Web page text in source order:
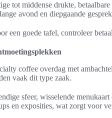
tot middense drukte,
avond en diepgaande
een goede tafel, controleer
coffee overdag met
vaak dit type zaak.
sfeer, wisselende
en exposities, wat zorgt voor